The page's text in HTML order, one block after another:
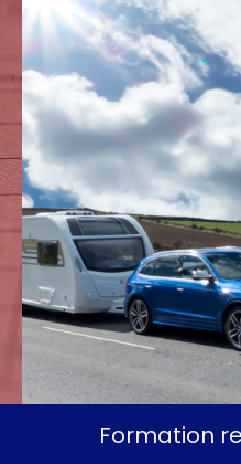
Formation